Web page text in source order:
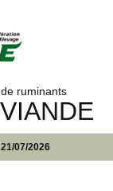
ruminants
07/2026